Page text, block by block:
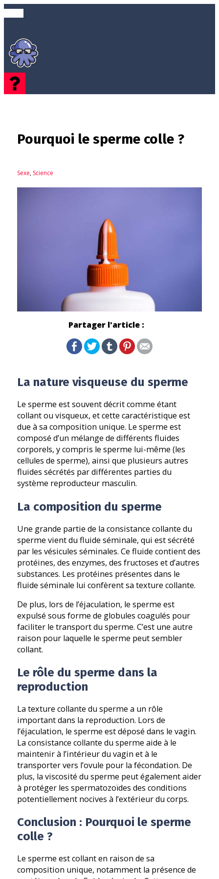
Pourquoi le sperme colle ?
Sexe, Science
Partager l'article :
La nature visqueuse du sperme
Le sperme est souvent décrit comme étant
collant ou visqueux, et cette caractéristique est
due à sa composition unique. Le sperme est
composé d’un mélange de différents fluides
corporels, y compris le sperme lui-même (les
cellules de sperme), ainsi que plusieurs autres
fluides sécrétés par différentes parties du
système reproducteur masculin.
La composition du sperme
Une grande partie de la consistance collante du
sperme vient du fluide séminale, qui est sécrété
par les vésicules séminales. Ce fluide contient des
protéines, des enzymes, des fructoses et d’autres
substances. Les protéines présentes dans le
fluide séminale lui confèrent sa texture collante.
De plus, lors de l’éjaculation, le sperme est
expulsé sous forme de globules coagulés pour
faciliter le transport du sperme. C’est une autre
raison pour laquelle le sperme peut sembler
collant.
Le rôle du sperme dans la
reproduction
La texture collante du sperme a un rôle
important dans la reproduction. Lors de
l’éjaculation, le sperme est déposé dans le vagin.
La consistance collante du sperme aide à le
maintenir à l’intérieur du vagin et à le
transporter vers l’ovule pour la fécondation. De
plus, la viscosité du sperme peut également aider
à protéger les spermatozoïdes des conditions
potentiellement nocives à l’extérieur du corps.
Conclusion : Pourquoi le sperme
colle ?
Le sperme est collant en raison de sa
composition unique, notamment la présence de